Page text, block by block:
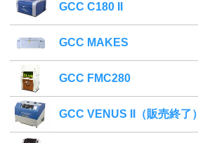
GCC C180 II
GCC MAKES
GCC FMC280
GCC VENUS II（販売終了）